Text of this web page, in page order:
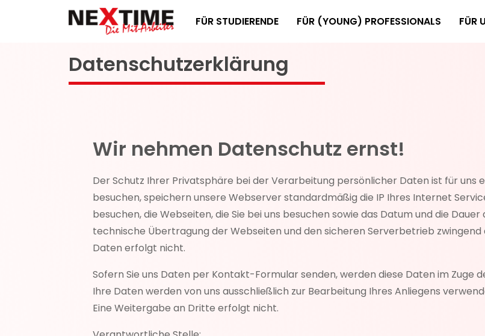
FÜR STUDIERENDE FÜR (YOUNG) PROFESSIONALS FÜR
Datenschutzerklärung
Wir nehmen Datenschutz ernst!
Der Schutz Ihrer Privatsphäre bei der Verarbeitung persönlicher Daten ist für uns
besuchen, speichern unsere Webserver standardmäßig die IP Ihres Internet
besuchen, die Webseiten, die Sie bei uns besuchen sowie das Datum und die
technische Übertragung der Webseiten und den sicheren Serverbetrieb
Daten erfolgt nicht.
Sofern Sie uns Daten per Kontakt-Formular senden, werden diese Daten im Zuge
Ihre Daten werden von uns ausschließlich zur Bearbeitung Ihres Anliegens
Eine Weitergabe an Dritte erfolgt nicht.